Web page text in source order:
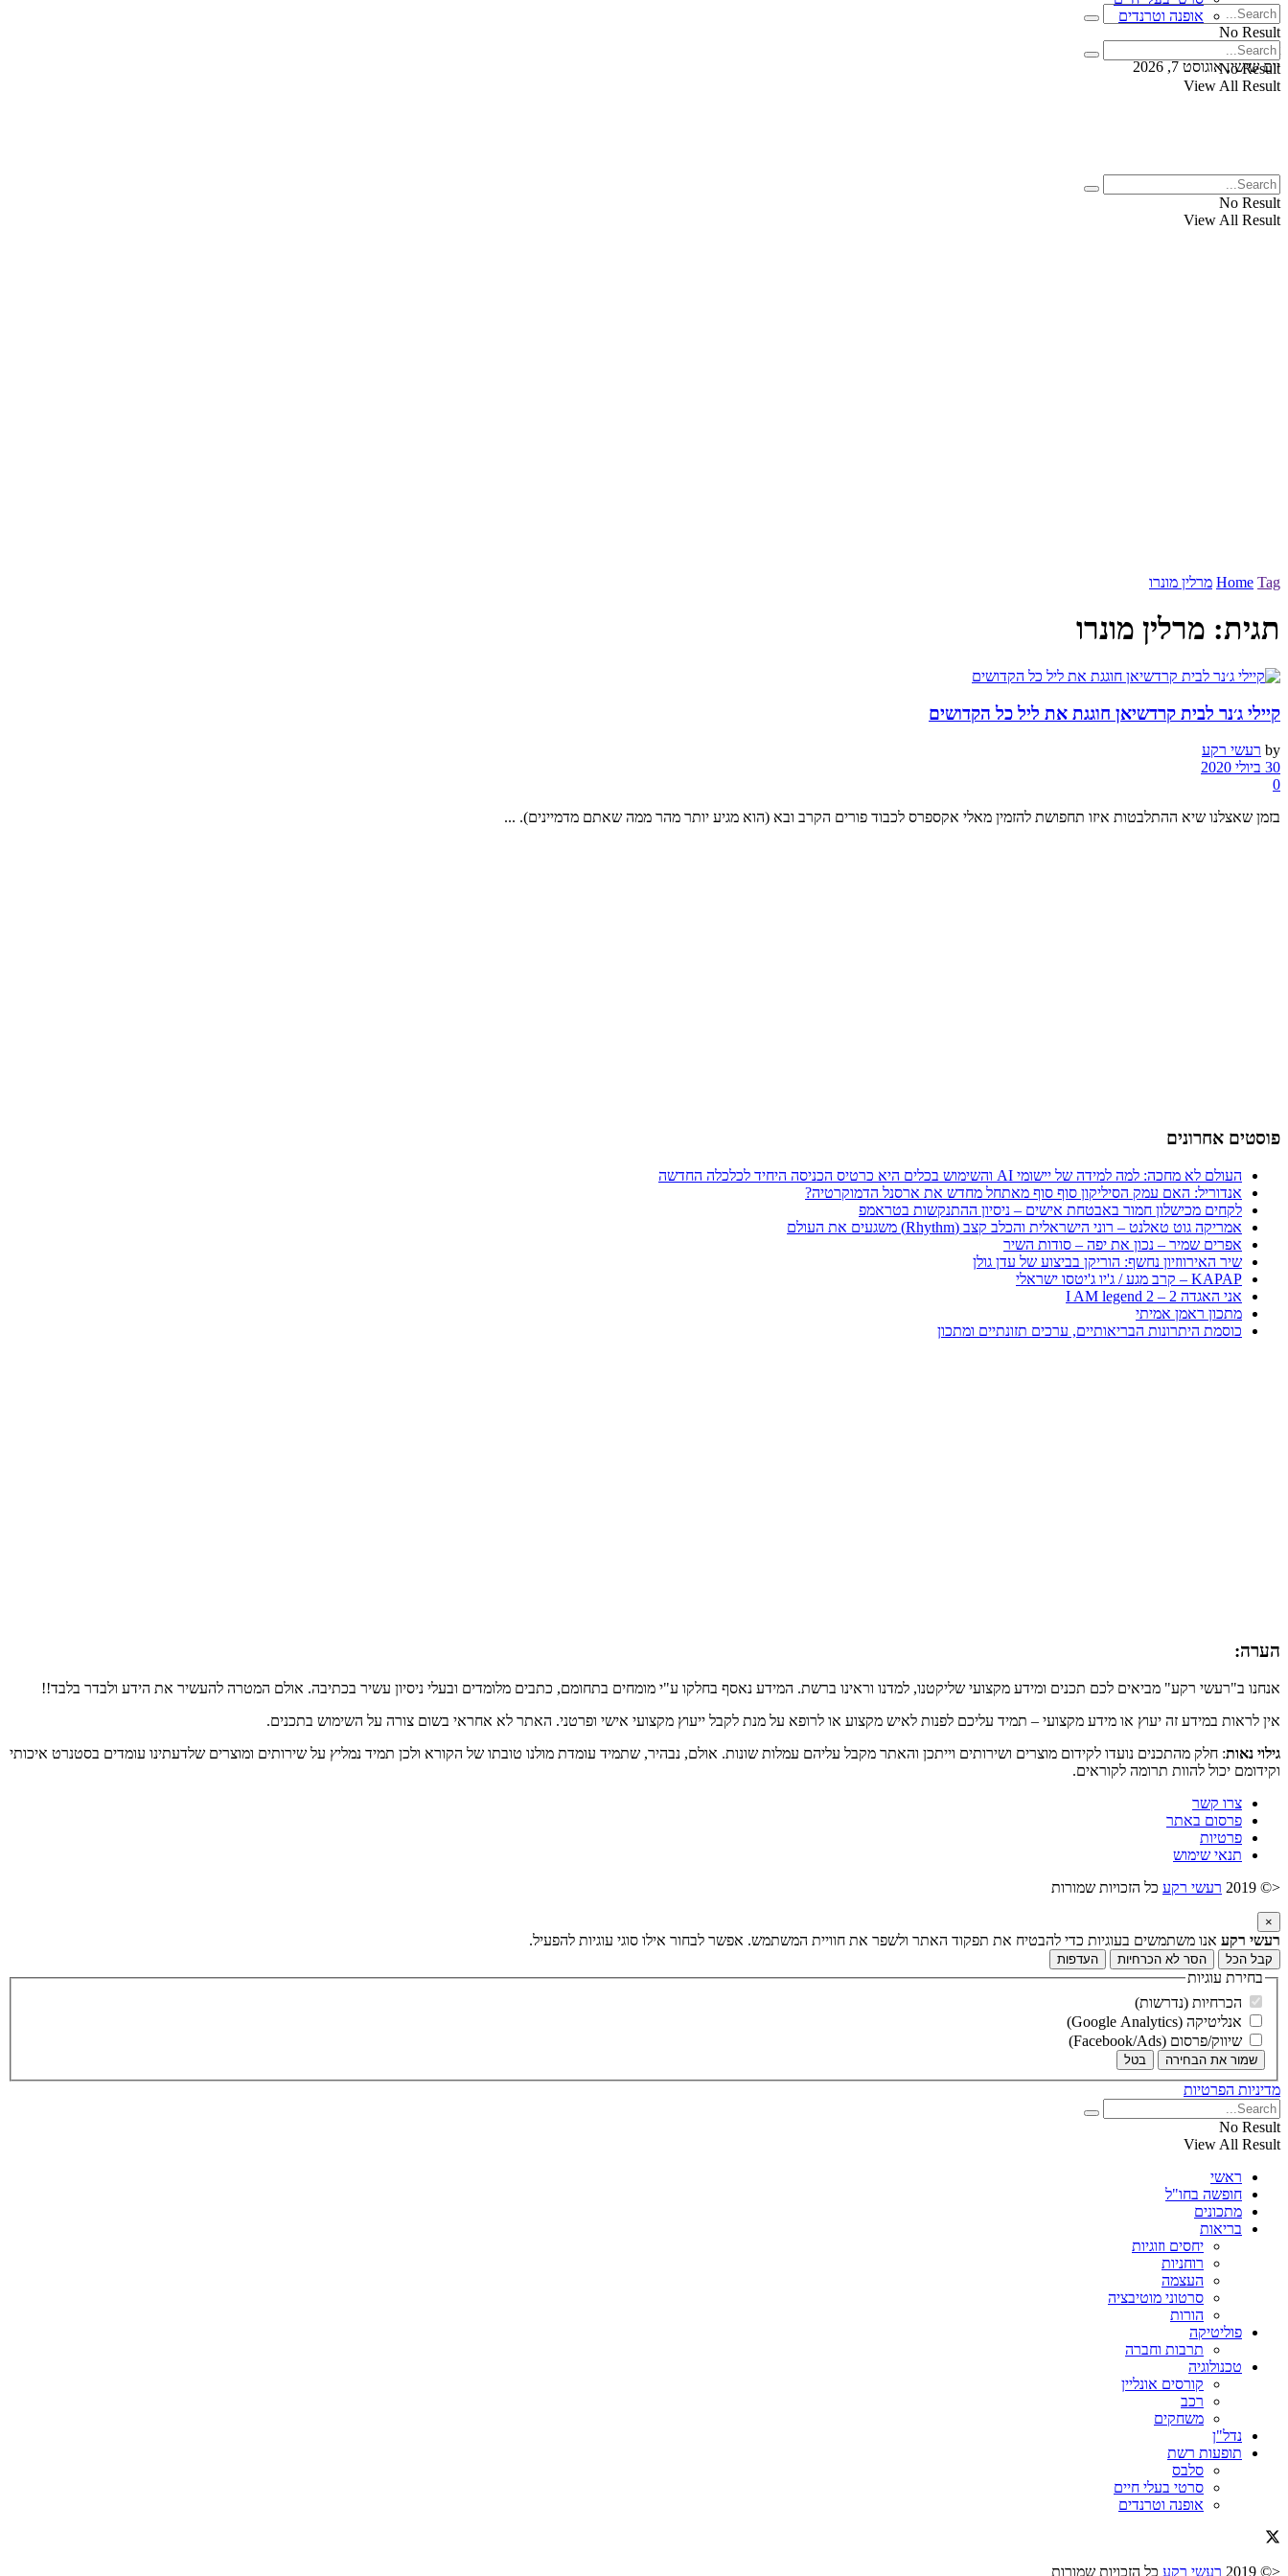
No Result
View All Result
יום שישי, אוגוסט 7, 2026
אופנה וטרנדים
No Result
View All Result
No Result
View All Result
Home Tag מרלין מונרו
תגית: מרלין מונרו
קיילי ג׳נר לבית קרדשיאן חוגגת את ליל כל הקדושים
by רעשי רקע
30 ביולי 2020
0
בזמן שאצלנו שיא ההתלבטות איזו תחפושת להזמין מאלי אקספרס לכבוד פורים הקרב ובא (הוא מגיע יותר מהר ממה שאתם מדמיינים). ...
פוסטים אחרונים
העולם לא מחכה: למה למידה של יישומי AI והשימוש בכלים היא כרטיס הכניסה היחיד לכלכלה החדשה
אנדוריל: האם עמק הסיליקון סוף סוף מאתחל מחדש את ארסנל הדמוקרטיה?
לקחים מכישלון חמור באבטחת אישים – ניסיון ההתנקשות בטראמפ
אמריקה גוט טאלנט – רוני הישראלית והכלב קצב (Rhythm) משגעים את העולם
אפרים שמיר – נכון את יפה – סודות השיר
שיר האירווזיון נחשף: הוריקן בביצוע של עדן גולן
KAPAP – קרב מגע / ג'יו ג'יטסו ישראלי
אני האגדה 2 – I AM legend 2
מתכון ראמן אמיתי
כוסמת היתרונות הבריאותיים, ערכים תזונתיים ומתכון
הערה:
אנחנו ב"רעשי רקע" מביאים לכם תכנים ומידע מקצועי שליקטנו, למדנו וראינו ברשת. המידע נאסף בחלקו ע"י מומחים בתחומם, כתבים מלומדים ובעלי ניסיון עשיר בכתיבה. אולם המטרה להעשיר את הידע ולבדר בלבד!!
אין לראות במידע זה יעוץ או מידע מקצועי – תמיד עליכם לפנות לאיש מקצוע או לרופא על מנת לקבל ייעוץ מקצועי אישי ופרטני. האתר לא אחראי בשום צורה על השימוש בתכנים.
גילוי נאות: חלק מהתכנים נועדו לקידום מוצרים ושירותים וייתכן והאתר מקבל עליהם עמלות שונות. אולם, נבהיר, שתמיד עומדת מולנו טובתו של הקורא ולכן תמיד נמליץ על שירותים ומוצרים שלדעתינו עומדים בסטנרט איכותי
וקידומם יכול להוות תרומה לקוראים.
צרו קשר
פרסום באתר
פרטיות
תנאי שימוש
<© 2019
רעשי רקע כל הזכויות שמורות
×
רעשי רקע אנו משתמשים בעוגיות כדי להבטיח את תפקוד האתר ולשפר את חוויית המשתמש. אפשר לבחור אילו סוגי עוגיות להפעיל.
קבל הכל הסר לא הכרחיות העדפות
בחירת עוגיות
הכרחיות (נדרשות)
אנליטיקה (Google Analytics)
שיווק/פרסום (Facebook/Ads)
שמור את הבחירה בטל
מדיניות הפרטיות
No Result
View All Result
ראשי
חופשה בחו"ל
מתכונים
בריאות
יחסים וזוגיות
רוחניות
העצמה
סרטוני מוטיבציה
הורות
פוליטיקה
תרבות וחברה
טכנולוגיה
קורסים אונליין
רכב
משחקים
נדל"ן
תופעות רשת
סלבס
סרטי בעלי חיים
אופנה וטרנדים
<© 2019 רעשי רקע כל הזכויות שמורות